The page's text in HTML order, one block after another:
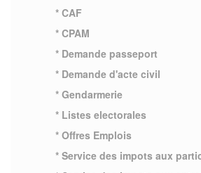
* CAF
* CPAM
* Demande passeport
* Demande d'acte civil
* Gendarmerie
* Listes electorales
* Offres Emplois
* Service des impots aux